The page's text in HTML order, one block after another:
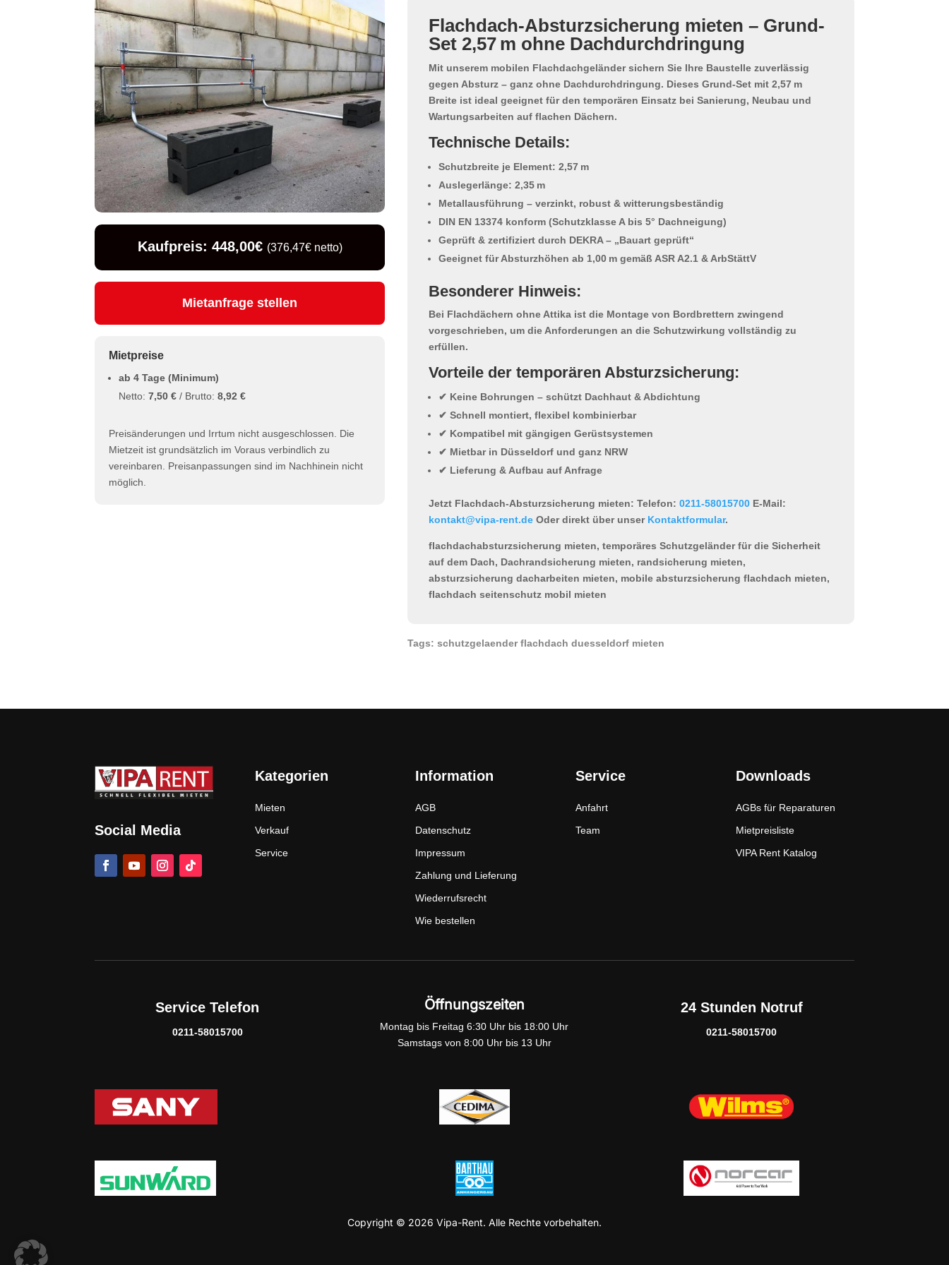
Kaufpreis: 448,00€ (376,47€ netto)
Mietanfrage stellen
Mietpreise
ab 4 Tage (Minimum)
Netto:7,50 € / Brutto:8,92 €
Preisänderungen und Irrtum nicht ausgeschlossen. Die
Mietzeit ist grundsätzlich im Voraus verbindlich zu
vereinbaren. Preisanpassungen sind im Nachhinein nicht
möglich.
Flachdach-Absturzsicherung mieten – Grund-
Set 2,57 m ohne Dachdurchdringung
Mit unserem mobilen Flachdachgeländersichern Sie Ihre Baustelle zuverlässig
gegen Absturz – ganz ohne Dachdurchdringung. DiesesGrund-Set mit 2,57 m
Breite ist ideal geeignet für den temporären Einsatz bei Sanierung, Neubau und
Wartungsarbeiten auf flachen Dächern.
Technische Details:
Schutzbreite je Element: 2,57 m
Auslegerlänge: 2,35 m
Metallausführung – verzinkt, robust & witterungsbeständig
DIN EN 13374 konform (Schutzklasse A bis 5° Dachneigung)
Geprüft & zertifiziert durch DEKRA – „Bauart geprüft“
Geeignet für Absturzhöhen ab 1,00 m gemäß ASR A2.1 & ArbStättV
Besonderer Hinweis:
Bei Flachdächern ohne Attika ist die Montage von Bordbrettern zwingend
vorgeschrieben, um die Anforderungen an die Schutzwirkung vollständig zu
erfüllen.
Vorteile der temporären Absturzsicherung:
✔ Keine Bohrungen – schützt Dachhaut & Abdichtung
✔ Schnell montiert, flexibel kombinierbar
✔ Kompatibel mit gängigen Gerüstsystemen
✔ Mietbar in Düsseldorf und ganz NRW
✔ Lieferung & Aufbau auf Anfrage
Jetzt Flachdach-Absturzsicherung mieten: Telefon:0211-58015700 E-Mail:
kontakt@vipa-rent.de Oder direkt über unser Kontaktformular.
flachdachabsturzsicherung mieten, temporäres Schutzgeländer für die Sicherheit
auf dem Dach, Dachrandsicherung mieten, randsicherung mieten,
absturzsicherung dacharbeiten mieten, mobile absturzsicherung flachdach mieten,
flachdach seitenschutz mobil mieten
Tags: schutzgelaender flachdach duesseldorf mieten
Social Media
Kategorien
Mieten
Verkauf
Service
Information
AGB
Datenschutz
Impressum
Zahlung und Lieferung
Wiederrufsrecht
Wie bestellen
Service
Anfahrt
Team
Downloads
AGBs für Reparaturen
Mietpreisliste
VIPA Rent Katalog
Service Telefon
0211-58015700
Öffnungszeiten
Montag bis Freitag 6:30 Uhr bis 18:00 Uhr
Samstags von 8:00 Uhr bis 13 Uhr
24 Stunden Notruf
0211-58015700
Copyright © 2026 Vipa-Rent. Alle Rechte vorbehalten.